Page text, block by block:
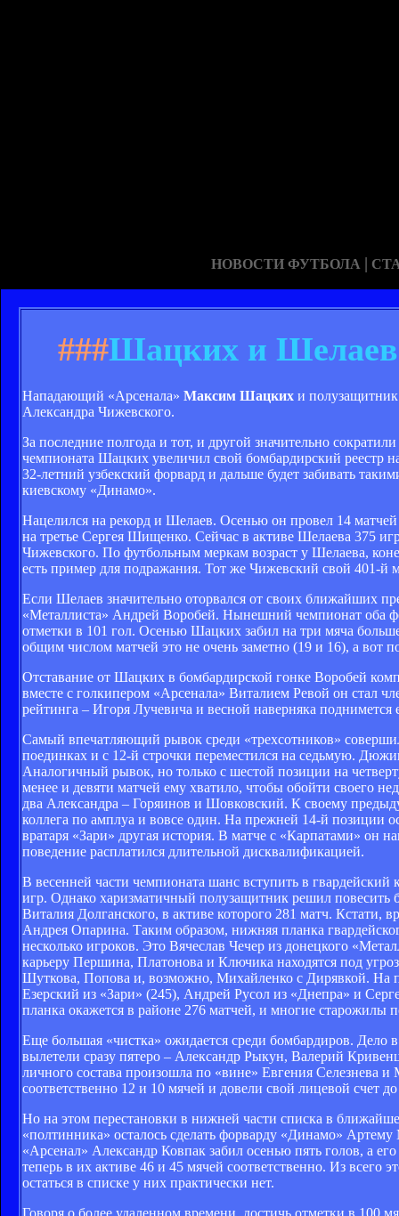
НОВОСТИ ФУТБОЛА |
###Шацких и
Нападающий «Арсенала» Максим Шацких и
Александра Чижевского.
За последние полгода и тот, и другой значительно
чемпионата Шацких увеличил свой бомбардирский реестр
32-летний узбекский форвард и дальше будет забивать
киевскому «Динамо».
Нацелился на рекорд и Шелаев. Осенью он провел 14 матчей
на третье Сергея Шищенко. Сейчас в активе Шелаева 375
Чижевского. По футбольным меркам возраст у Шелаева,
есть пример для подражания. Тот же Чижевский свой 401-й
Если Шелаев значительно оторвался от своих ближайших
«Металлиста» Андрей Воробей. Нынешний чемпионат оба
отметки в 101 гол. Осенью Шацких забил на три мяча
общим числом матчей это не очень заметно (19 и 16), а вот
Отставание от Шацких в бомбардирской гонке Воробей
вместе с голкипером «Арсенала» Виталием Ревой он стал
рейтинга – Игоря Лучевича и весной наверняка
Самый впечатляющий рывок среди «трехсотников»
поединках и с 12-й строчки переместился на седьмую.
Аналогичный рывок, но только с шестой позиции на
менее и девяти матчей ему хватило, чтобы обойти своего
два Александра – Горяинов и Шовковский. К своему
коллега по амплуа и вовсе один. На прежней 14-й позиции
вратаря «Зари» другая история. В матче с «Карпатами» он
поведение расплатился длительной дисквалификацией.
В весенней части чемпионата шанс вступить в
игр. Однако харизматичный полузащитник решил повесить
Виталия Долганского, в активе которого 281 матч.
Андрея Опарина. Таким образом, нижняя планка
несколько игроков. Это Вячеслав Чечер из донецкого
карьеру Першина, Платонова и Ключика находятся под
Шуткова, Попова и, возможно, Михайленко с Дирявкой.
Езерский из «Зари» (245), Андрей Русол из «Днепра» и
планка окажется в районе 276 матчей, и многие старожилы
Еще большая «чистка» ожидается среди бомбардиров. Дело
вылетели сразу пятеро – Александр Рыкун, Валерий
личного состава произошла по «вине» Евгения Селезнева
соответственно 12 и 10 мячей и довели свой лицевой счет
Но на этом перестановки в нижней части списка в
«полтинника» осталось сделать форварду «Динамо»
«Арсенал» Александр Ковпак забил осенью пять голов, а
теперь в их активе 46 и 45 мячей соответственно. Из всего
остаться в списке у них практически нет.
Говоря о более удаленном времени, достичь отметки в 100